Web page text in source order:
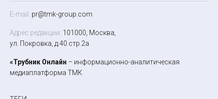
E-mail: pr@tmk-group.com
Адрес редакции: 101000, Москва,
ул. Покровка, д.40 стр.2а
«Трубник Онлайн – информационно-аналитическая
медиаплатформа ТМК